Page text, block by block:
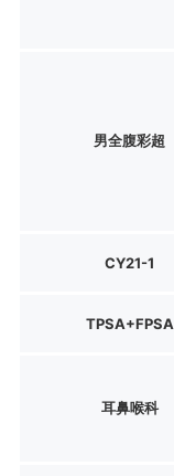
男全腹彩超
CY21-1
TPSA+FPSA
耳鼻喉科